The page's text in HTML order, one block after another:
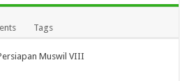
Tags
Muswil VIII